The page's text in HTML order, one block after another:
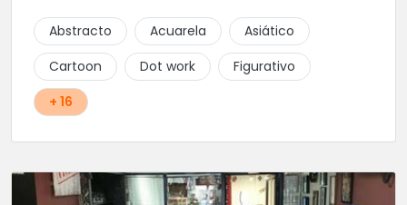
Abstracto Acuarela
Asiático
Cartoon
Dot work
Figurativo
+ 16